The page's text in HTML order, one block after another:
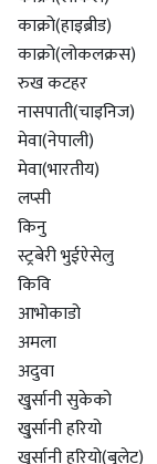
काक्रो(हाइब्रीड)
काक्रो(लोकलक्रस)
रुख कटहर
नासपाती(चाइनिज)
मेवा(नेपाली)
मेवा(भारतीय)
लप्सी
किनु
स्ट्रबेरी भुईऐसेलु
किवि
आभोकाडो
अमला
अदुवा
खु्र्सानी सुकेको
खु्र्सानी हरियो